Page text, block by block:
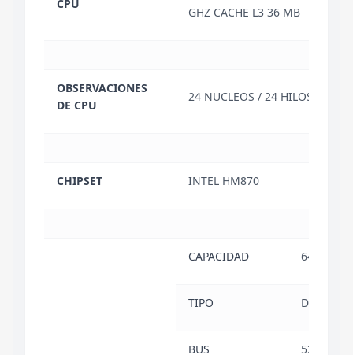
CPU
GHZ CACHE L3 36 MB
OBSERVACIONES
DE CPU
24 NUCLEOS / 24 HILOS
CHIPSET INTEL HM870
CAPACIDAD 64 GB
TIPO DDR5
BUS 5200 MHZ